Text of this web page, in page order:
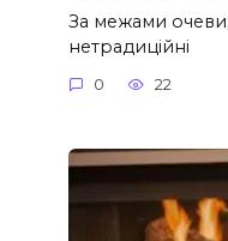
За межами
нетрадиційні
0 22